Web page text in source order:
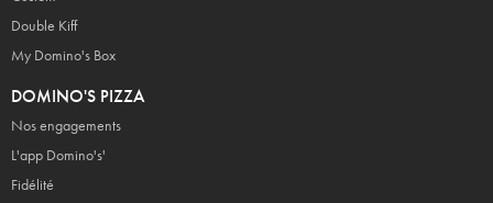
Double Kiff
My Domino's Box
DOMINO'S PIZZA
Nos engagements
L'app Domino's'
Fidélité